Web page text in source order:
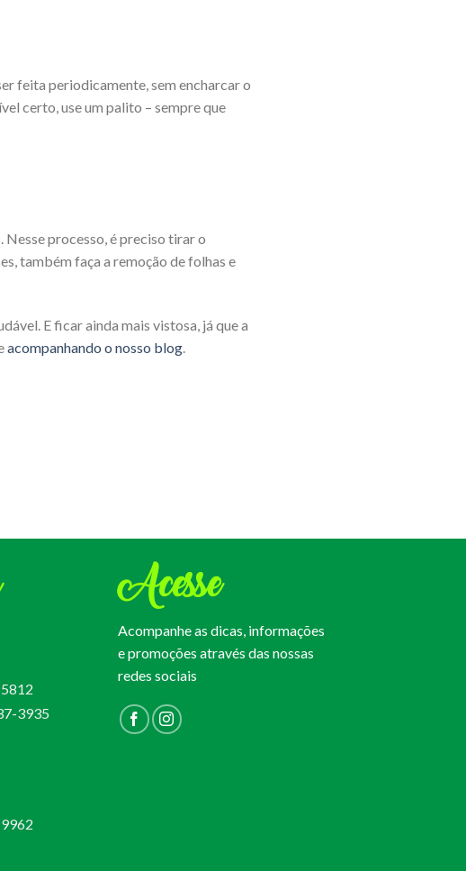
ser feita periodicamente, sem encharcar o
certo, use um palito – sempre que
Nesse processo, é preciso tirar o
também faça a remoção de folhas e
E ficar ainda mais vistosa, já que a
acompanhando o nosso blog.
3935
Acesse
Acompanhe as dicas, informações
e promoções através das nossas
redes sociais